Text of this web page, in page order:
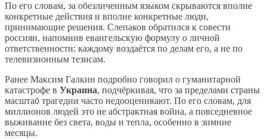
По его словам, за обезличенным языком скрываются вполне
конкретные действия и вполне конкретные люди,
принимающие решения. Слепаков обратился к совести
россиян, напомнив евангельскую формулу о личной
ответственности: каждому воздаётся по делам его, а не по
телевизионным тезисам.
Ранее Максим Галкин подробно говорил о гуманитарной
катастрофе в Украина, подчёркивая, что за пределами страны
масштаб трагедии часто недооценивают. По его словам, для
миллионов людей это не абстрактная война, а повседневное
выживание без света, воды и тепла, особенно в зимние
месяцы.